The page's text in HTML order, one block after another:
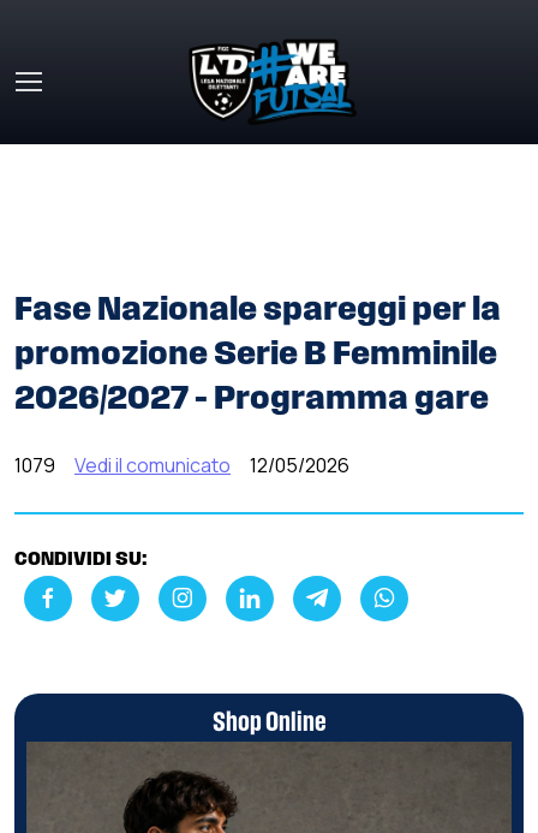
Fase Nazionale spareggi per la
promozione Serie B Femminile
2026/2027 – Programma gare
1079 Vedi il comunicato 12/05/2026
CONDIVIDI SU:
Shop Online